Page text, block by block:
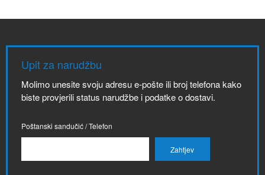
Upit za narudžbu
Molimo unesite svoju adresu e-pošte ili broj telefona kako
biste provjerili status narudžbe i podatke o dostavi.
Poštanski sandučić / Telefon